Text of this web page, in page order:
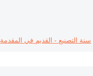
سنة التصنيع - القديم في المقدمة